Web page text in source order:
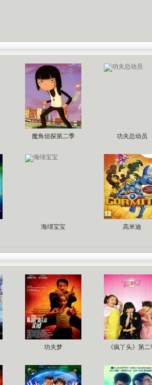
魔角侦探第二季 功夫总动员
海绵宝宝 高米迪
功夫梦 《疯丫头》第二